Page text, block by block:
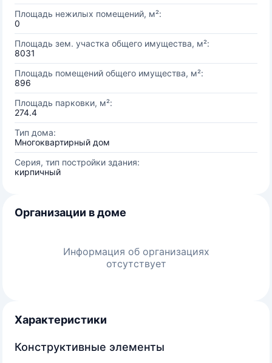
Площадь нежилых помещений, м²:
0
Площадь зем. участка общего имущества, м²:
8031
Площадь помещений общего имущества, м²:
896
Площадь парковки, м²:
274.4
Тип дома:
Многоквартирный дом
Серия, тип постройки здания:
кирпичный
Организации в доме
Информация об организациях
отсутствует
Характеристики
Конструктивные элементы